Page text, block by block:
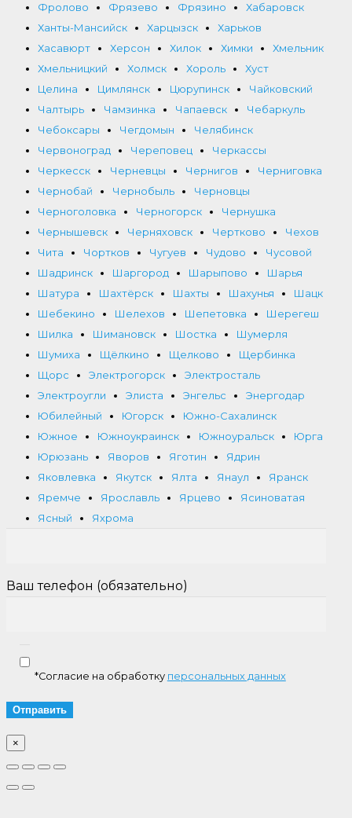
Фролово
Фрязево Фрязино
Хабаровск
Ханты-Мансийск
Харцызск
Харьков
Хасавюрт
Херсон Хилок Химки
Хмельник
Хмельницкий
Холмск Хороль
Хуст
Целина
Цимлянск Цюрупинск
Чайковский
Чалтырь
Чамзинка Чапаевск
Чебаркуль
Чебоксары
Чегдомын
Челябинск
Червоноград
Череповец
Черкассы
Черкесск
Черневцы Чернигов
Черниговка
Чернобай
Чернобыль
Черновцы
Черноголовка
Черногорск
Чернушка
Чернышевск
Черняховск Чертково
Чехов
Чита
Чортков Чугуев Чудово
Чусовой
Шадринск
Шаргород Шарыпово
Шарья
Шатура
Шахтёрск Шахты Шахунья
Шацк
Шебекино
Шелехов Шепетовка
Шерегеш
Шилка
Шимановск Шостка
Шумерля
Шумиха
Щёлкино Щелково
Щербинка
Щорс
Электрогорск
Электросталь
Электроугли
Элиста Энгельс
Энергодар
Юбилейный
Югорск
Южно-Сахалинск
Южное
Южноукраинск Южноуральск
Юрга
Юрюзань
Яворов Яготин
Ядрин
Яковлевка
Якутск Ялта Янаул
Яранск
Яремче
Ярославль Ярцево
Ясиноватая
Ясный
Яхрома
Ваш телефон (обязательно)
*Согласие на обработку персональных данных
×